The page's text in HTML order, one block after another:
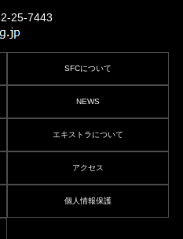
25-7443
SFCについて
NEWS
エキストラについて
アクセス
個人情報保護